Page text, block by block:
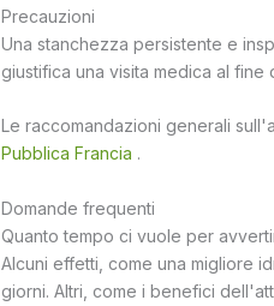
Precauzioni
Una stanchezza persistente e
giustifica una visita medica al
Le raccomandazioni generali
Pubblica Francia .
Domande frequenti
Quanto tempo ci vuole per
Alcuni effetti, come una migliore
giorni. Altri, come i benefici